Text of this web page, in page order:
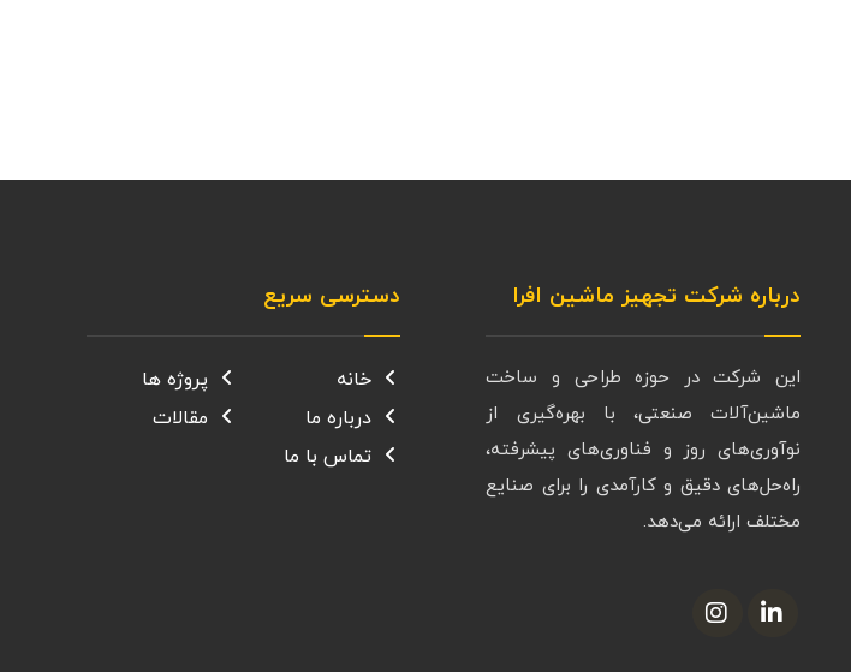
درباره شرکت تجهیز ماشین افرا
این شرکت در حوزه طراحی و ساخت
ماشین‌آلات صنعتی، با بهره‌گیری از
نوآوری‌های روز و فناوری‌های پیشرفته،
راه‌حل‌های دقیق و کارآمدی را برای صنایع
مختلف ارائه می‌دهد.
دسترسی سریع
خانه
پروژه ها
درباره ما
مقالات
تماس با ما